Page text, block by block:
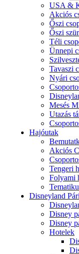
USA &
Akciós
Őszi
Őszi
Téli
Ünnepi
Tavaszi
Nyári
Mesés
Utazás
Hajóutak
Akciós
Tengeri
Folyami
Disneyland
Disney
Disney
Hotelek